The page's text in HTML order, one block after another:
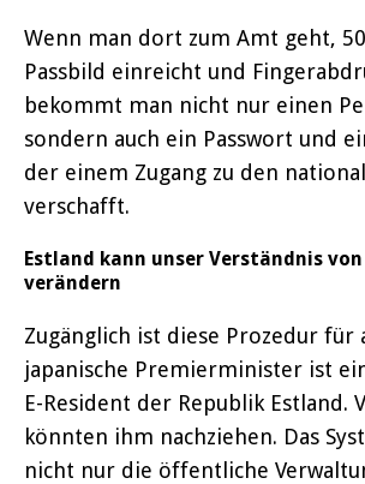
Wenn man dort zum Amt geht,
Passbild einreicht und
bekommt man nicht nur einen
sondern auch ein Passwort und
der einem Zugang zu den
verschafft.
Estland kann unser Verständnis
verändern
Zugänglich ist diese Prozedur für
japanische Premierminister ist
E-Resident der Republik Estland.
könnten ihm nachziehen. Das
nicht nur die öffentliche